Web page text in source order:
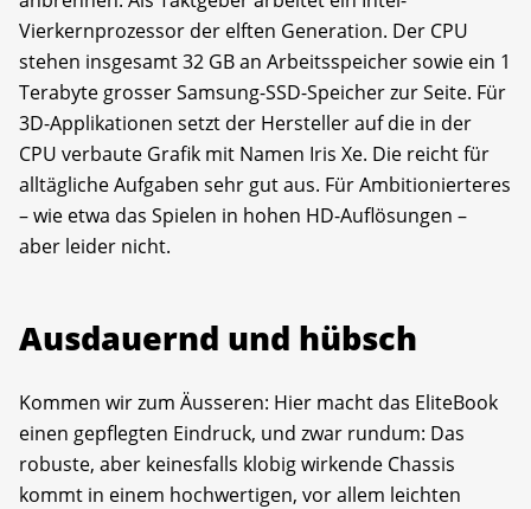
Vierkernprozessor der elften Generation. Der CPU
stehen insgesamt 32 GB an Arbeitsspeicher sowie ein 1
Terabyte grosser Samsung-SSD-Speicher zur Seite. Für
3D-Applikationen setzt der Hersteller auf die in der
CPU verbaute Grafik mit Namen Iris Xe. Die reicht für
alltägliche Aufgaben sehr gut aus. Für Ambitionierteres
– wie etwa das Spielen in hohen HD-Auflösungen –
aber leider nicht.
Ausdauernd und hübsch
Kommen wir zum Äusseren: Hier macht das EliteBook
einen gepflegten Eindruck, und zwar rundum: Das
robuste, aber keinesfalls klobig wirkende Chassis
kommt in einem hochwertigen, vor allem leichten